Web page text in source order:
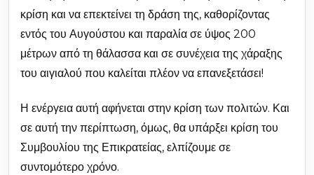
κρίση και να επεκτείνει τη δράση της, καθορίζοντας
εντός του Αυγούστου και παραλία σε ύψος 200
μέτρων από τη θάλασσα και σε συνέχεια της χάραξης
του αιγιαλού που καλείται πλέον να επανεξετάσει!
Η ενέργεια αυτή αφήνεται στην κρίση των πολιτών. Και
σε αυτή την περίπτωση, όμως, θα υπάρξει κρίση του
Συμβουλίου της Επικρατείας, ελπίζουμε σε
συντομότερο χρόνο.